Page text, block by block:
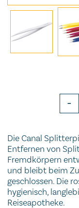
-
Die Canal
Entfernen von
Fremdkörpern
und bleibt beim
geschlossen. Die
hygienisch,
Reiseapotheke.